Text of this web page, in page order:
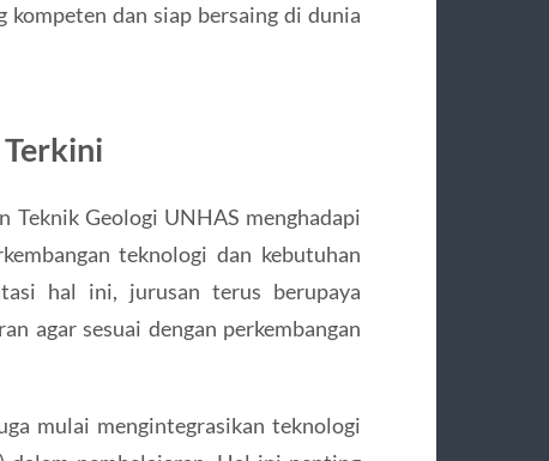
kompeten dan siap bersaing di dunia
Teknik Geologi UNHAS menghadapi
teknologi dan kebutuhan
hal ini, jurusan terus berupaya
agar sesuai dengan perkembangan
mulai mengintegrasikan teknologi